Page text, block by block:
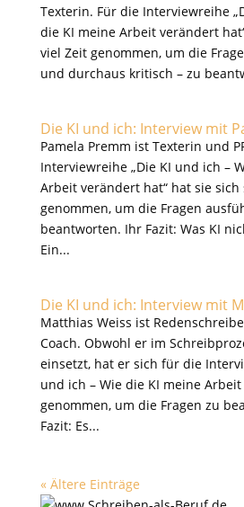
Texterin. Für die Interviewreihe
die KI meine Arbeit verändert
viel Zeit genommen, um die
und durchaus kritisch – zu
Die KI und ich: Interview mit
Pamela Premm ist Texterin und
Interviewreihe „Die KI und ich –
Arbeit verändert hat“ hat sie sich
genommen, um die Fragen
beantworten. Ihr Fazit: Was KI
Ein...
Die KI und ich: Interview mit
Matthias Weiss ist
Coach. Obwohl er im
einsetzt, hat er sich für die
und ich – Wie die KI meine
genommen, um die Fragen zu
Fazit: Es...
« Ältere Einträge